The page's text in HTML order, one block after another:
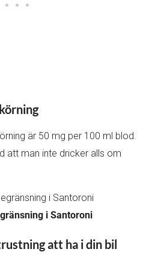
är 50 mg per 100 ml blod.
att man inte dricker alls om
i Santoroni
att ha i din bil